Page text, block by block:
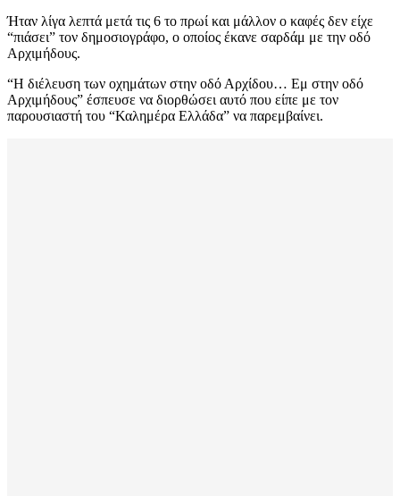
Ήταν λίγα λεπτά μετά τις 6 το πρωί και μάλλον ο καφές δεν είχε
“πιάσει” τον δημοσιογράφο, ο οποίος έκανε σαρδάμ με την οδό
Αρχιμήδους.
“Η διέλευση των οχημάτων στην οδό Αρχίδου… Εμ στην οδό
Αρχιμήδους” έσπευσε να διορθώσει αυτό που είπε με τον
παρουσιαστή του “Καλημέρα Ελλάδα” να παρεμβαίνει.